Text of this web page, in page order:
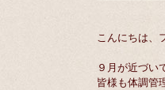
こんにちは、
９月が近づい
皆様も体調管